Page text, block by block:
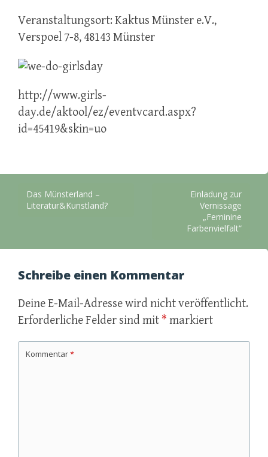
Veranstaltungsort: Kaktus Münster e.V.,
Verspoel 7-8, 48143 Münster
http://www.girls-
day.de/aktool/ez/eventvcard.aspx?
id=45419&skin=uo
Beitragsnavigation
Das Münsterland –
Literatur&Kunstland?
Einladung zur
Vernissage
„Feminine
Farbenvielfalt“
Schreibe einen Kommentar
Deine E-Mail-Adresse wird nicht veröffentlicht.
Erforderliche Felder sind mit * markiert
Kommentar*